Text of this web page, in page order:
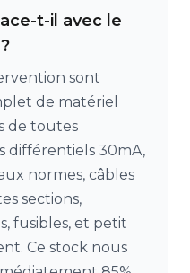
t-il avec le
sont
de matériel
de toutes
différentiels 30mA,
normes, câbles
sections,
fusibles, et petit
Ce stock nous